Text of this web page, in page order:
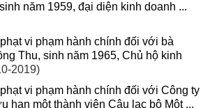
năm 1959, đại diện kinh doanh ...
vi phạm hành chính đối với bà
Thu, sinh năm 1965, Chủ hộ kinh
2019)
vi phạm hành chính đối với Công ty
hạn một thành viên Câu lạc bộ Một ...